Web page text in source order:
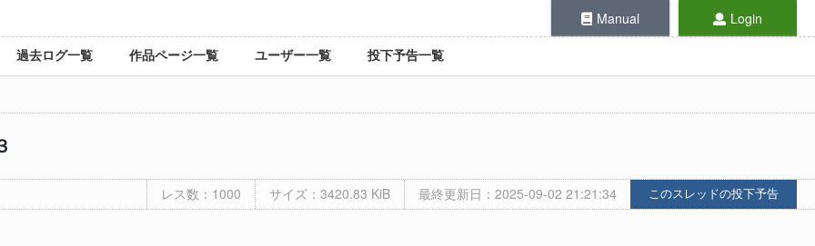
Manual Login
過去ログ一覧 作品ページ一覧 ユーザー一覧 投下予告一覧
レス数：1000 サイズ：3420.83 KiB 最終更新日：2025-09-02 21:21:34 このスレッドの投下予告